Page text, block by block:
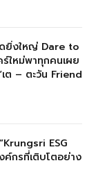
ยิ่งใหญ่ Dare to
ใหม่พาทุกคนเผย
ต – ตะวัน Friend
ESG
กรที่เติบโตอย่าง